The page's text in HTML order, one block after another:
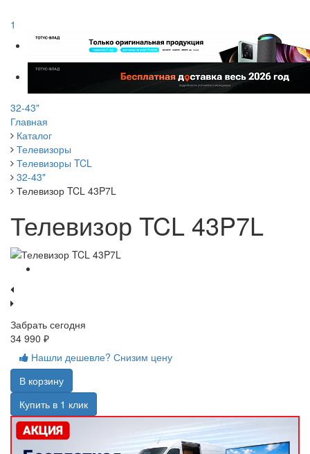
1
32-43"
Главная
Каталог
Телевизоры
Телевизоры TCL
32-43"
Телевизор TCL 43P7L
Телевизор TCL 43P7L
Забрать сегодня
34 990 ₽
Нашли дешевле? Снизим цену
В корзину
Купить в 1 клик